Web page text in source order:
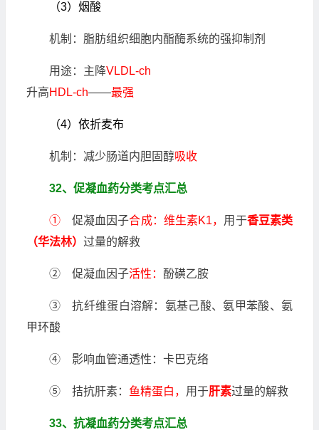
（3）烟酸
机制：脂肪组织细胞内酯酶系统的强抑制剂
用途：主降VLDL-ch
升高HDL-ch——最强
（4）依折麦布
机制：减少肠道内胆固醇吸收
32、促凝血药分类考点汇总
① 促凝血因子合成：维生素K1， 用于香豆素类
（华法林） 过量的解救
② 促凝血因子活性： 酚磺乙胺
③ 抗纤维蛋白溶解：氨基己酸、氨甲苯酸、氨
甲环酸
④ 影响血管通透性：卡巴克络
⑤ 拮抗肝素： 鱼精蛋白， 用于肝素过量的解救
33、抗凝血药分类考点汇总